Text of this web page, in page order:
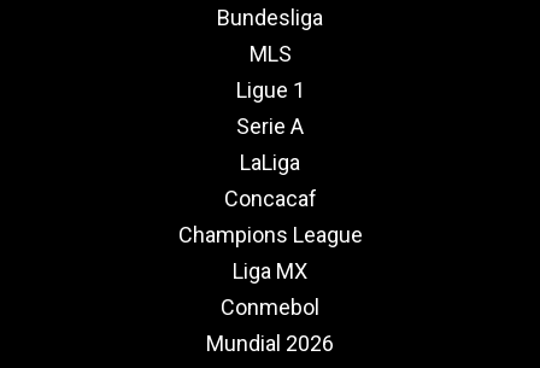
Bundesliga
MLS
Ligue 1
Serie A
LaLiga
Concacaf
Champions League
Liga MX
Conmebol
Mundial 2026